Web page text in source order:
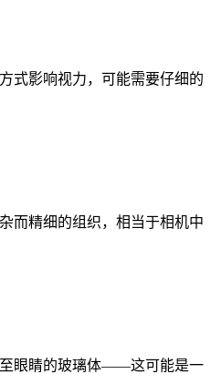
式影响视力，可能需要仔细的
而精细的组织，相当于相机中
眼睛的玻璃体——这可能是一